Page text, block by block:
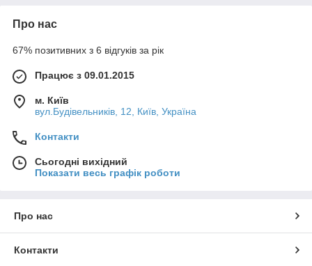
Про нас
67% позитивних з 6 відгуків за рік
Працює з 09.01.2015
м. Київ
вул.Будівельників, 12, Київ, Україна
Контакти
Сьогодні вихідний
Показати весь графік роботи
Про нас
Контакти